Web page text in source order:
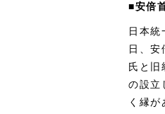
■安倍
日本
日、安
氏と旧
の設立
く縁が